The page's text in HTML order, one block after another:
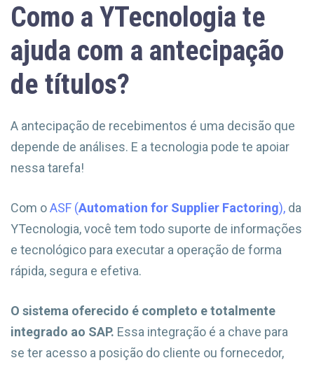
Como a YTecnologia te
ajuda com a antecipação
de títulos?
A antecipação de recebimentos é uma decisão que
depende de análises. E a tecnologia pode te apoiar
nessa tarefa!
Com oASF (Automation for Supplier Factoring), da
YTecnologia, você tem todo suporte de informações
e tecnológico para executar a operação de forma
rápida, segura e efetiva.
O sistema oferecido é completo e totalmente
integrado ao SAP. Essa integração é a chave para
se ter acesso a posição do cliente ou fornecedor,